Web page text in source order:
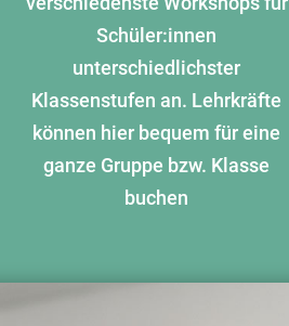
Schüler:innen
unterschiedlichster
Klassenstufen an. Lehrkräfte
können hier bequem für eine
ganze Gruppe bzw. Klasse
buchen